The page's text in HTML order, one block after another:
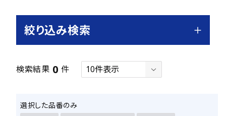
絞り込み検索
検索結果 0 件
選択した品番のみ